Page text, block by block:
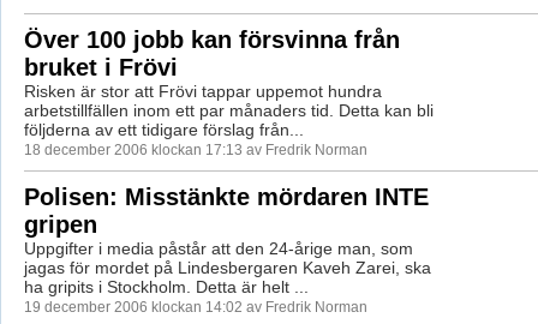
Över 100 jobb kan försvinna från
bruket i Frövi
Risken är stor att Frövi tappar uppemot hundra
arbetstillfällen inom ett par månaders tid. Detta kan bli
följderna av ett tidigare förslag från...
18 december 2006 klockan 17:13 av Fredrik Norman
Polisen: Misstänkte mördaren INTE
gripen
Uppgifter i media påstår att den 24-årige man, som
jagas för mordet på Lindesbergaren Kaveh Zarei, ska
ha gripits i Stockholm. Detta är helt ...
19 december 2006 klockan 14:02 av Fredrik Norman